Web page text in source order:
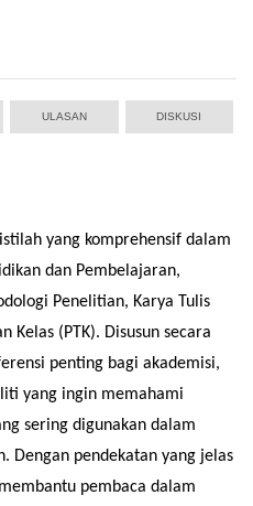
ULASAN DISKUSI
yang komprehensif dalam
dan Pembelajaran,
Penelitian, Karya Tulis
Kelas (PTK). Disusun secara
penting bagi akademisi,
yang ingin memahami
sering digunakan dalam
Dengan pendekatan yang jelas
pembaca dalam